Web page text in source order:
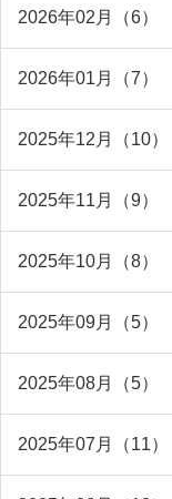
2026年02月（6）
2026年01月（7）
2025年12月（10）
2025年11月（9）
2025年10月（8）
2025年09月（5）
2025年08月（5）
2025年07月（11）